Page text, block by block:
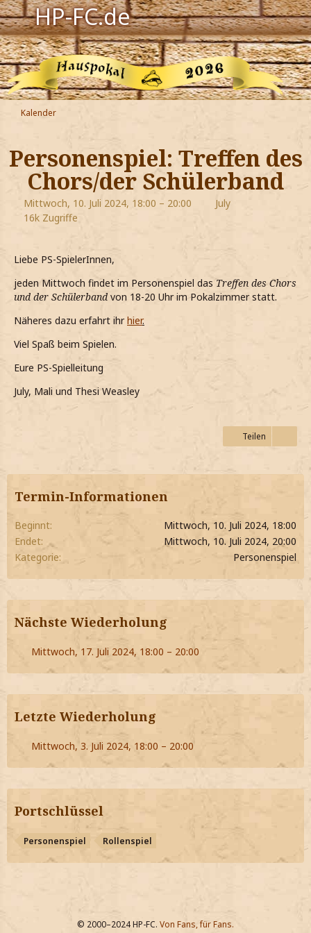
HP-FC.de
Navigation
Harry Potter
Der HP-FC
Hogwarts
Zauberwelt
Willkommen
Jetzt Fanclub-Mitglied werden!
Kalender
Personenspiel: Treffen des
Chors/der Schülerband
Mittwoch, 10. Juli 2024, 18:00 – 20:00
July
16k Zugriffe
Liebe PS-SpielerInnen,
jeden Mittwoch findet im Personenspiel das Treffen des Chors
und der Schülerband von 18-20 Uhr im Pokalzimmer statt.
Näheres dazu erfahrt ihrhier.
Viel Spaß beim Spielen.
Eure PS-Spielleitung
July, Mali und Thesi Weasley
Teilen
Termin-Informationen
Beginnt
Mittwoch, 10. Juli 2024, 18:00
Endet
Mittwoch, 10. Juli 2024, 20:00
Kategorie
Personenspiel
Nächste Wiederholung
Mittwoch, 17. Juli 2024, 18:00 – 20:00
Letzte Wiederholung
Mittwoch, 3. Juli 2024, 18:00 – 20:00
Portschlüssel
Personenspiel Rollenspiel
© 2000–2024 HP-FC. Von Fans, für Fans.